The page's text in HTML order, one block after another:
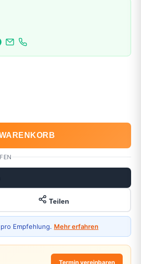
Teilen
Empfehlung. Mehr erfahren
Termin vereinbaren